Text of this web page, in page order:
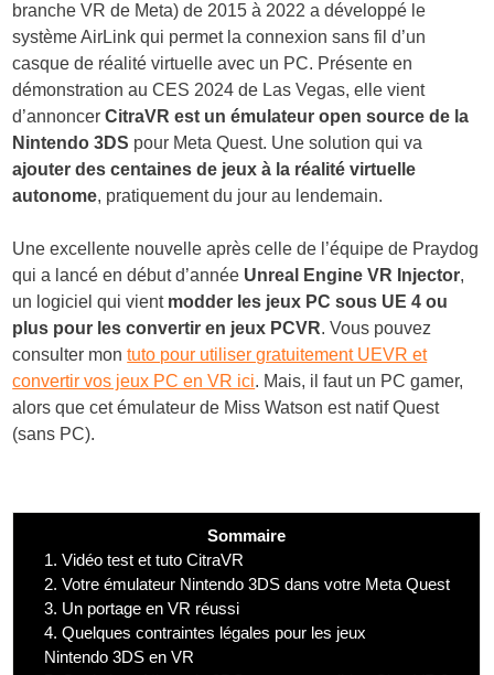
branche VR de Meta) de 2015 à 2022 a développé le
système AirLink qui permet la connexion sans fil d’un
casque de réalité virtuelle avec un PC. Présente en
démonstration au CES 2024 de Las Vegas, elle vient
d’annoncerCitraVR est un émulateur open source de la
Nintendo 3DS pour Meta Quest. Une solution qui va
ajouter des centaines de jeux à la réalité virtuelle
autonome, pratiquement du jour au lendemain.
Une excellente nouvelle après celle de l’équipe de Praydog
qui a lancé en début d’année Unreal Engine VR Injector,
un logiciel qui vient modder les jeux PC sous UE 4 ou
plus pour les convertir en jeux PCVR. Vous pouvez
consulter montuto pour utiliser gratuitement UEVR et
convertir vos jeux PC en VR ici. Mais, il faut un PC gamer,
alors que cet émulateur de Miss Watson est natif Quest
(sans PC).
Sommaire
1. Vidéo test et tuto CitraVR
2. Votre émulateur Nintendo 3DS dans votre Meta Quest
3. Un portage en VR réussi
4. Quelques contraintes légales pour les jeux
Nintendo 3DS en VR